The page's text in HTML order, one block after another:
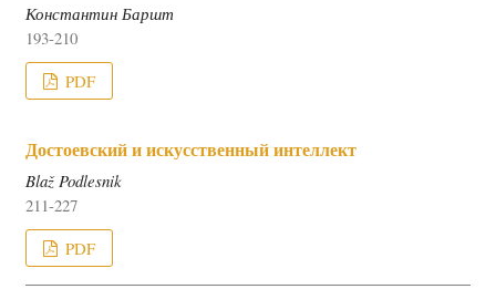
Константин Баршт
193-210
PDF
Достоевский и искусственный интеллект
Blaž Podlesnik
211-227
PDF